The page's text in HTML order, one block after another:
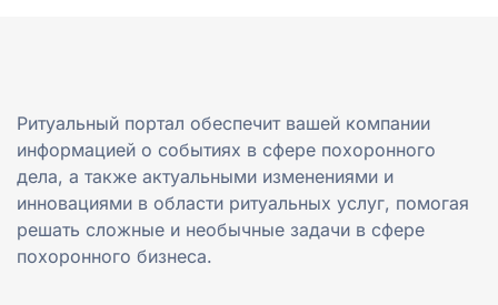
Ритуальный портал обеспечит вашей компании
информацией о событиях в сфере похоронного
дела, а также актуальными изменениями и
инновациями в области ритуальных услуг, помогая
решать сложные и необычные задачи в сфере
похоронного бизнеса.